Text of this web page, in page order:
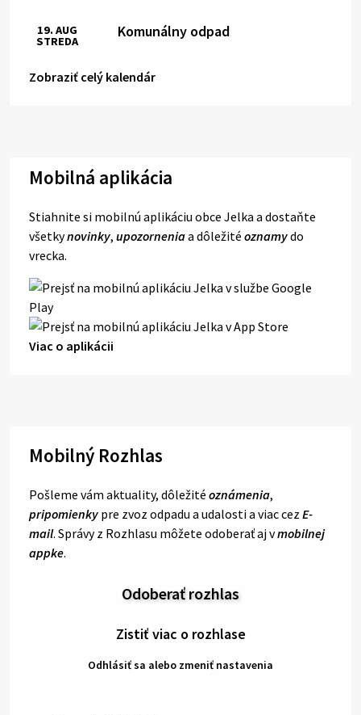
Komunálny odpad
19. AUG
STREDA
Zobraziť celý kalendár
Mobilná aplikácia
Stiahnite si mobilnú aplikáciu obce Jelka a dostaňte
všetkynovinky, upozorneniaa dôležité oznamydo
vrecka.
Viac o aplikácii
Mobilný Rozhlas
Pošleme vám aktuality, dôležité oznámenia,
pripomienky pre zvoz odpadu a udalosti a viac cez E-
mail. Správy z Rozhlasu môžete odoberať aj vmobilnej
appke.
Odoberať rozhlas
Zistiť viac o rozhlase
Odhlásiť sa alebo zmeniť nastavenia